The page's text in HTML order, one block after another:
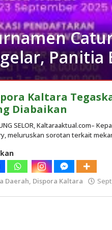
Panitia
Kaltara
Diabaikan
SELOR, Kaltaraaktual.com–
meluruskan sorotan terkait
Daerah Dispora Kaltara